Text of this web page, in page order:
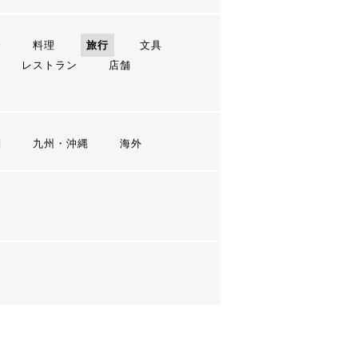
料理 旅行
文具
レストラン
店舗
九州・沖縄 海外